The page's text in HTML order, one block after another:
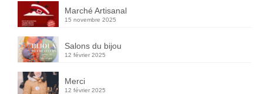
Marché Artisanal
15 novembre 2025
Salons du bijou
12 février 2025
Merci
12 février 2025